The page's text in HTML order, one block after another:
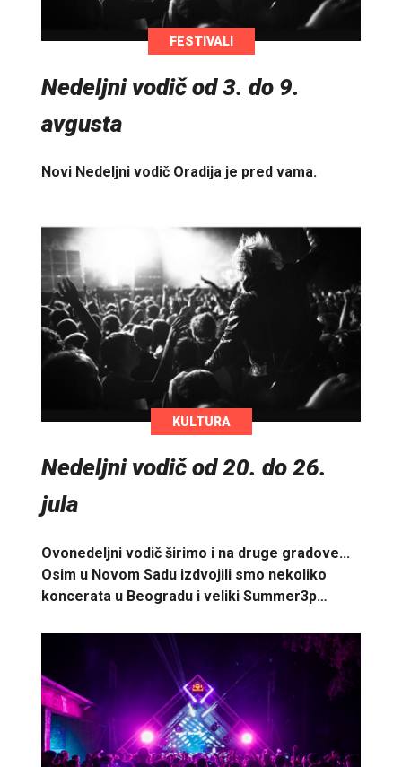
FESTIVALI
Nedeljni vodič od 3. do 9.
avgusta
Novi Nedeljni vodič Oradija je pred vama.
KULTURA
Nedeljni vodič od 20. do 26.
jula
Ovonedeljni vodič širimo i na druge gradove...
Osim u Novom Sadu izdvojili smo nekoliko
koncerata u Beogradu i veliki Summer3p…